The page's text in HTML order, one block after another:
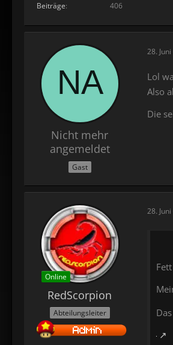
Beiträge 406
Nicht mehr
angemeldet
Gast
28.
Lol
Also
Die
Online
RedScorpion
Abteilungsleiter
28.